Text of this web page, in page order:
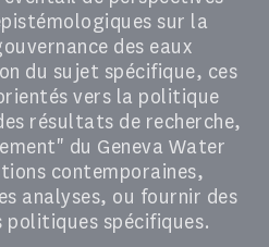
sur la
des eaux
du sujet spécifique, ces
vers la politique
résultats de recherche,
du Geneva Water
contemporaines,
analyses, ou fournir des
spécifiques.